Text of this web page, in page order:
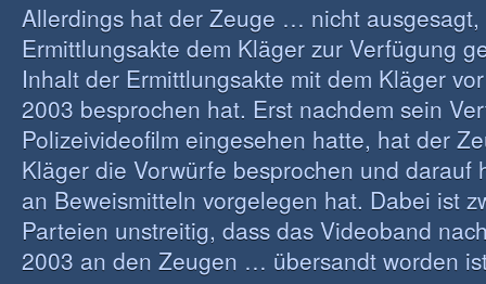
Allerdings hat der Zeuge … nicht ausgesagt,
Ermittlungsakte dem Kläger zur Verfügung
Inhalt der Ermittlungsakte mit dem Kläger
2003 besprochen hat. Erst nachdem sein
Polizeivideofilm eingesehen hatte, hat der
Kläger die Vorwürfe besprochen und darauf
an Beweismitteln vorgelegen hat. Dabei ist
Parteien unstreitig, dass das Videoband
2003 an den Zeugen … übersandt worden